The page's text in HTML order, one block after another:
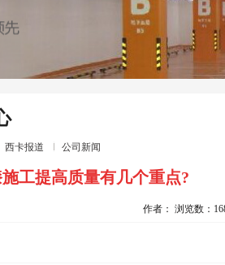
西卡报道 公司新闻
工提高质量有几个重点?
作者： 浏览数：